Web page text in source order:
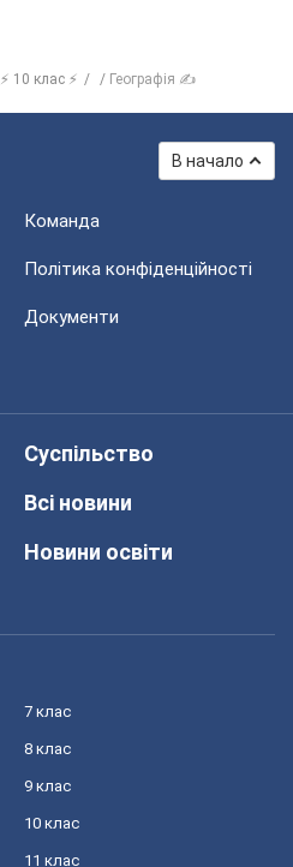
⚡ 10 клас ⚡ Географія ✍
В начало
Команда
Політика конфіденційності
Документи
Суспільство
Всі новини
Новини освіти
7 клас
8 клас
9 клас
10 клас
11 клас